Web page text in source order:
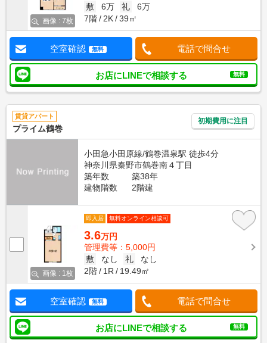
画像 : 7枚
敷
6万 礼
6万
7階
2K 39㎡
空室確認 無料 電話で問合せ
お店にLINEで相談する 無料
賃貸アパート
プライム鶴巻
初期費用に注目
小田急小田原線/鶴巻温泉駅 徒歩4分
神奈川県秦野市鶴巻南４丁目
築年数
築38年
建物階数
2階建
画像 : 1枚
即入居 無料オンライン相談可
3.6万円
管理費等：5,000円
敷
なし 礼
なし
2階
1R 19.49㎡
空室確認 無料 電話で問合せ
お店にLINEで相談する 無料